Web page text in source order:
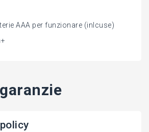
AAA per funzionare (inlcuse)